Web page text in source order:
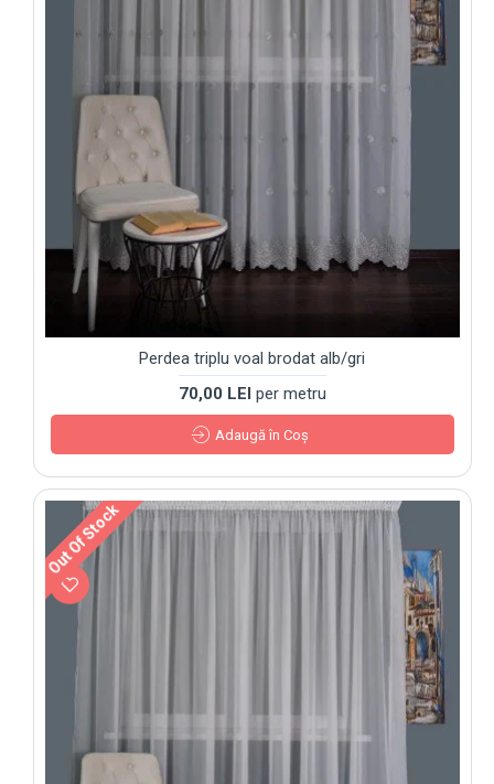
Perdea triplu voal brodat alb/gri
70,00 LEI per metru
Adaugă în Coş
Out Of Stock